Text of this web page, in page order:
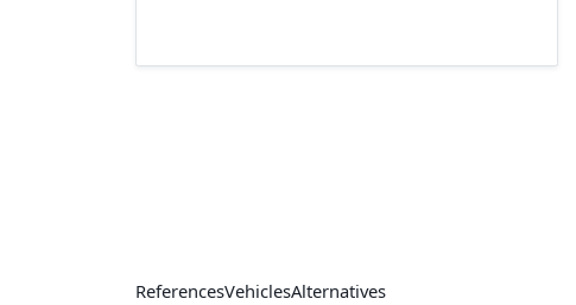
ReferencesVehiclesAlternatives